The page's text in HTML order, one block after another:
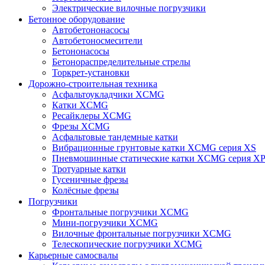
Электрические вилочные погрузчики
Бетонное оборудование
Автобетононасосы
Автобетоносмесители
Бетононасосы
Бетонораспределительные стрелы
Торкрет-установки
Дорожно-строительная техника
Асфальтоукладчики XCMG
Катки XCMG
Ресайклеры XCMG
Фрезы XCMG
Асфальтовые тандемные катки
Вибрационные грунтовые катки XCMG серия XS
Пневмошинные статические катки XCMG серия XP
Тротуарные катки
Гусеничные фрезы
Колёсные фрезы
Погрузчики
Фронтальные погрузчики XCMG
Мини-погрузчики XCMG
Вилочные фронтальные погрузчики XCMG
Телескопические погрузчики XCMG
Карьерные самосвалы